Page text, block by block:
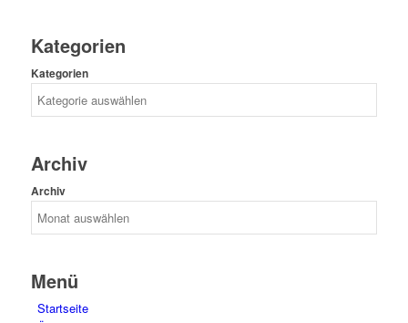
Kategorien
Kategorien
Archiv
Archiv
Menü
Startseite